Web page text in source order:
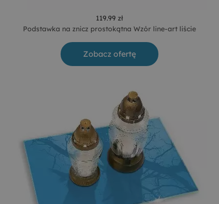
119.99 zł
Podstawka na znicz prostokątna Wzór line-art liście
Zobacz ofertę